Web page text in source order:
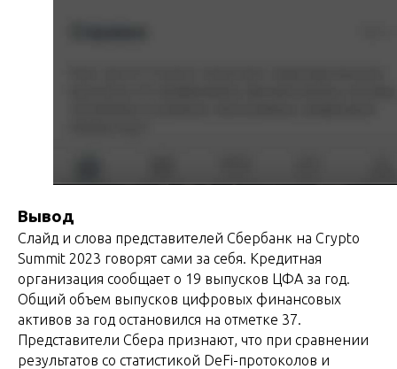
Вывод
Слайд и слова представителей Сбербанк на Crypto
Summit 2023 говорят сами за себя. Кредитная
организация сообщает о 19 выпусков ЦФА за год.
Общий объем выпусков цифровых финансовых
активов за год остановился на отметке 37.
Представители Сбера признают, что при сравнении
результатов со статистикой DeFi-протоколов и